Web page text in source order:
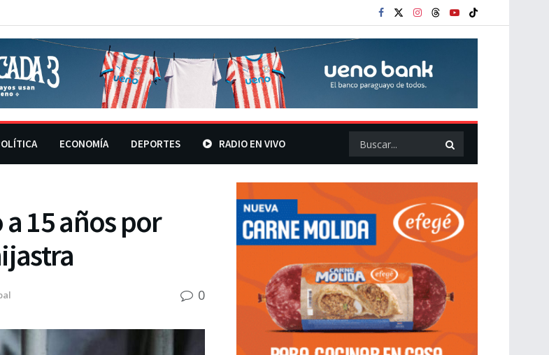
ECONOMÍA DEPORTES RADIO EN VIVO
15 años por
0